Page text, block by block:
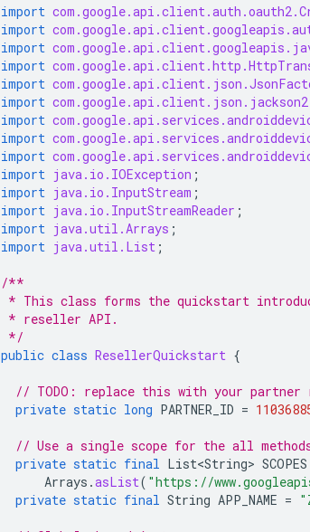
import
import
import
import
import
import
import
import
import
import java.io.IOException ;
import java.io.InputStream ;
import java.io.InputStreamReader ;
import java.util.Arrays ;
import java.util.List ;
/**
* This class forms the quickstart
* reseller API.
*/
public class ResellerQuickstart {
// TODO: replace this with your
private static long PARTNER_ID =
// Use a single scope for the all
private static final List<String> SCOPES
Arrays .asList( "https://
private static final String APP_NAME =